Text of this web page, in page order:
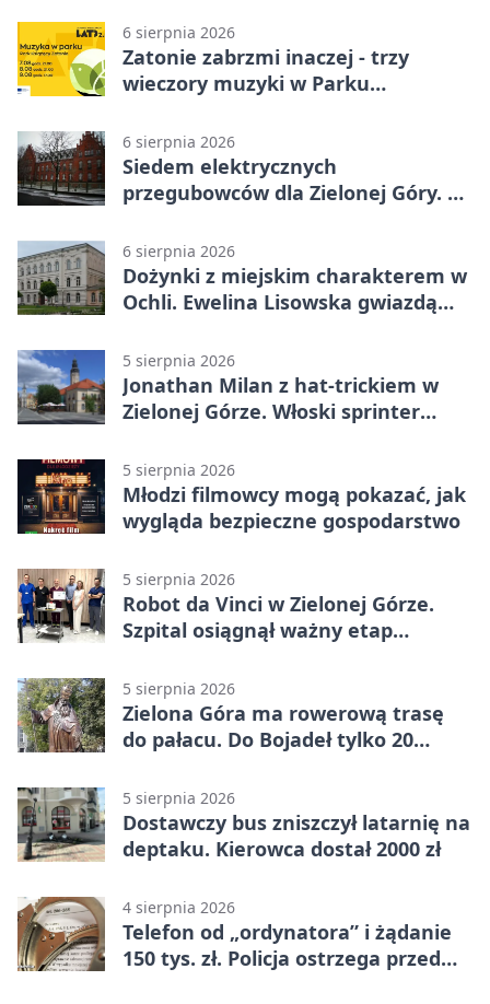
6 sierpnia 2026
Zatonie zabrzmi inaczej - trzy
wieczory muzyki w Parku
6 sierpnia 2026
Siedem elektrycznych
przegubowców dla Zielonej Góry. To
6 sierpnia 2026
Dożynki z miejskim charakterem w
Ochli. Ewelina Lisowska gwiazdą
5 sierpnia 2026
Jonathan Milan z hat-trickiem w
Zielonej Górze. Włoski sprinter
5 sierpnia 2026
Młodzi filmowcy mogą pokazać, jak
wygląda bezpieczne gospodarstwo
5 sierpnia 2026
Robot da Vinci w Zielonej Górze.
Szpital osiągnął ważny etap
5 sierpnia 2026
Zielona Góra ma rowerową trasę
do pałacu. Do Bojadeł tylko 20
5 sierpnia 2026
Dostawczy bus zniszczył latarnię na
deptaku. Kierowca dostał 2000 zł
4 sierpnia 2026
Telefon od „ordynatora” i żądanie
150 tys. zł. Policja ostrzega przed